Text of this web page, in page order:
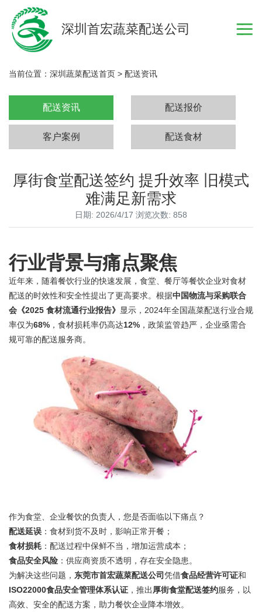
深圳首宏蔬菜配送公司
当前位置： 深圳蔬菜配送首页 > 配送资讯
配送资讯 配送报价
客户案例 配送食材
厚街食堂配送签约 提升效率 旧模式
难满足新需求
日期: 2026/4/17 浏览次数: 858
行业背景与痛点聚焦
近年来，随着餐饮行业的快速发展，食堂、餐厅等餐饮企业对食材
配送的时效性和安全性提出了更高要求。根据中国物流与采购联合
会《2025 食材流通行业报告》 显示，2024年全国蔬菜配送行业合规
率仅为68% ，食材损耗率仍高达12% ，政策监管趋严，企业亟需合
规可靠的配送服务商。
作为食堂、企业餐饮的负责人，您是否面临以下痛点？
配送延误 ：食材到货不及时，影响正常开餐；
食材损耗 ：配送过程中保鲜不当，增加运营成本；
食品安全风险 ：供应商资质不透明，存在安全隐患。
为解决这些问题， 东莞市首宏蔬菜配送公司凭借食品经营许可证和
ISO22000食品安全管理体系认证 ，推出厚街食堂配送签约服务，以
高效、安全的配送方案，助力餐饮企业降本增效。